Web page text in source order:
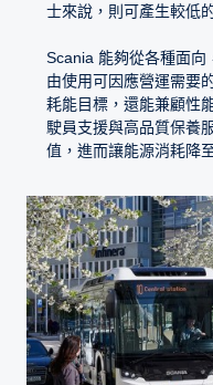
士來說，則可產生較低
Scania 能夠從各種面向
由使用可因應營運需要
耗能目標，還能兼顧性
駛員支援與高品質保養
值，進而讓能源消耗降